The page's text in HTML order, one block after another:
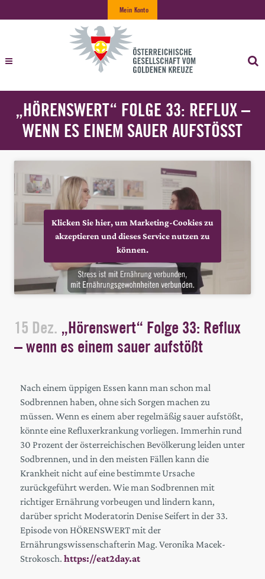
Mein Konto
„HÖRENSWERT“ FOLGE 33: REFLUX –
WENN ES EINEM SAUER AUFSTÖSST
Klicken Sie hier, um Marketing-Cookies zu
akzeptieren und dieses Service nutzen zu
können.
15 Dez. „Hörenswert“ Folge 33: Reflux
– wenn es einem sauer aufstößt
Nach einem üppigen Essen kann man schon mal
Sodbrennen haben, ohne sich Sorgen machen zu
müssen. Wenn es einem aber regelmäßig sauer aufstößt,
könnte eine Refluxerkrankung vorliegen. Immerhin rund
30 Prozent der österreichischen Bevölkerung leiden unter
Sodbrennen, und in den meisten Fällen kann die
Krankheit nicht auf eine bestimmte Ursache
zurückgeführt werden. Wie man Sodbrennen mit
richtiger Ernährung vorbeugen und lindern kann,
darüber spricht Moderatorin Denise Seifert in der 33.
Episode von HÖRENSWERT mit der
Ernährungswissenschafterin Mag. Veronika Macek-
Strokosch. https://eat2day.at